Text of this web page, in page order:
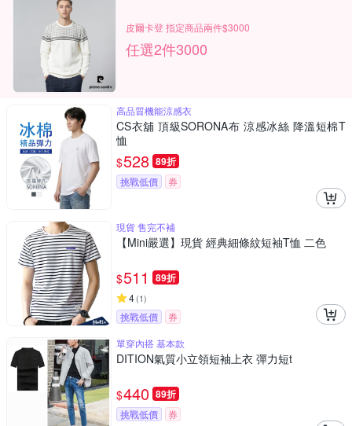
皮爾卡登 指定商品兩件$3000
任選2件3000
高品質機能涼感衣
CS衣舖 頂級SORONA布 涼感冰絲 降溫短棉T
恤
$528 89折
挑戰低價 券
現貨 售完不補
【Mini嚴選】現貨 經典細條紋短袖T恤 二色
$511 89折
4(1)
挑戰低價
券
單穿內搭 基本款
DITION氣質小立領短袖上衣 彈力短t
$440 89折
挑戰低價 券